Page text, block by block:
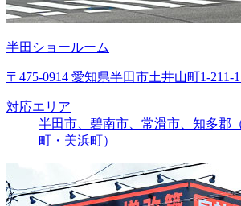
半田ショールーム
〒475-0914 愛知県半田市土井山町1-211-
対応エリア
半田市、碧南市、常滑市、知多郡
町・美浜町）